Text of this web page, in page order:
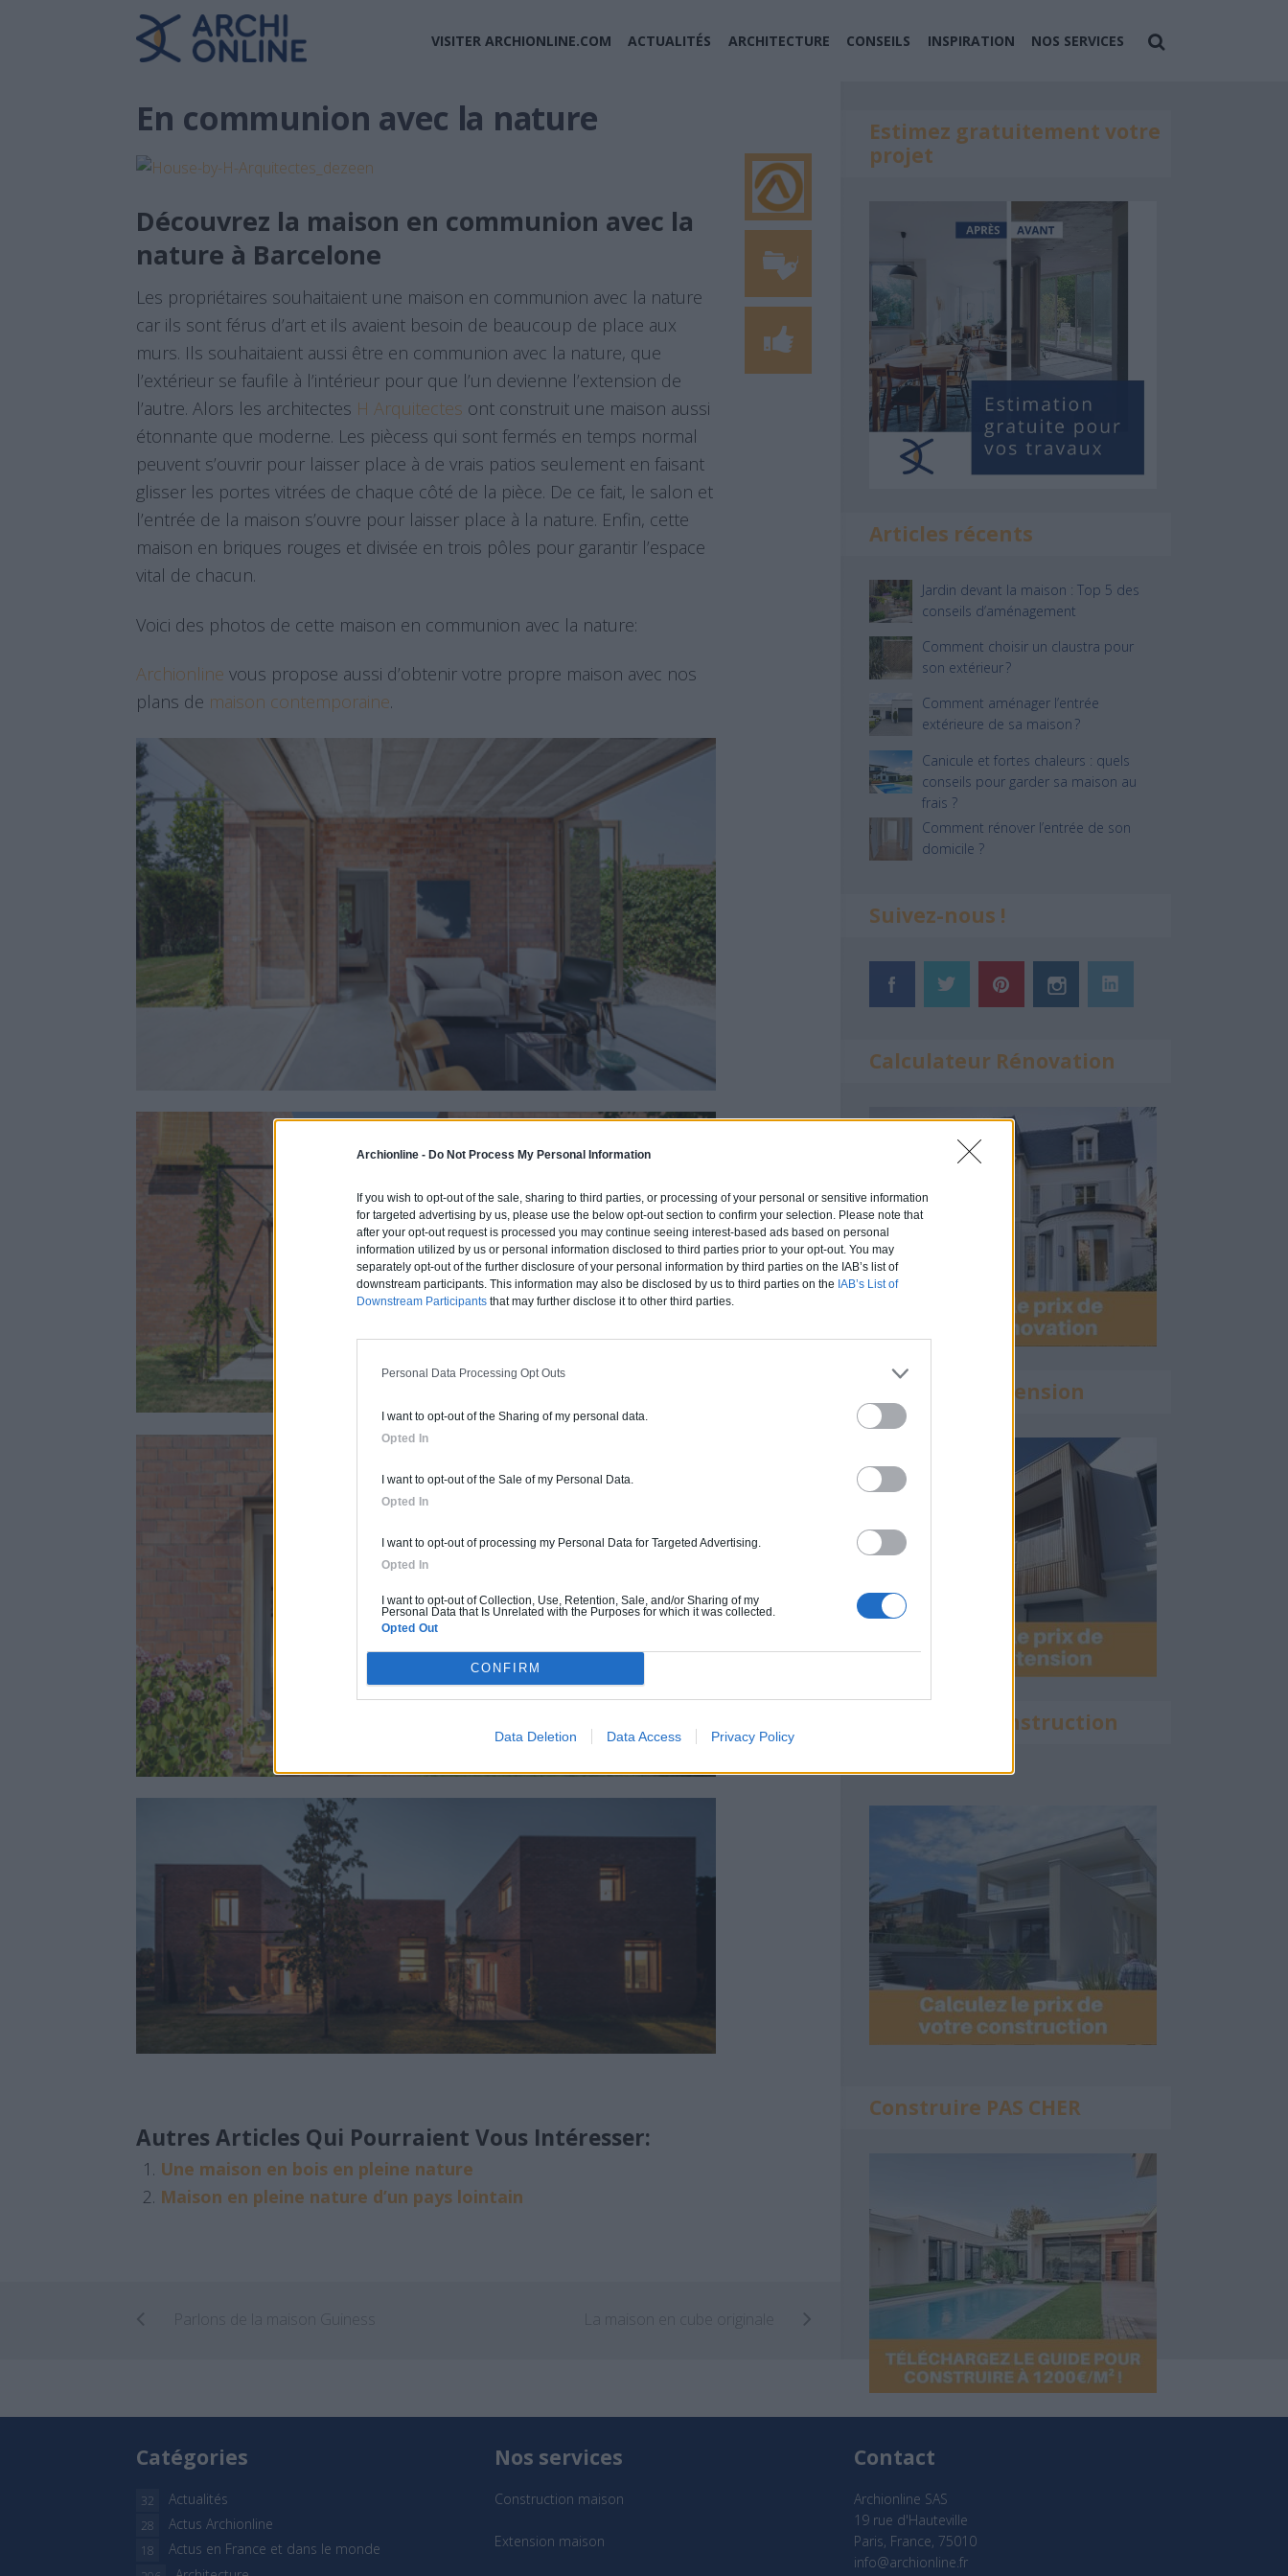
Archionline - Do Not Process My Personal Information
If you wish to opt-out of the sale, sharing to third parties, or processing of your personal or sensitive information
for targeted advertising by us, please use the below opt-out section to confirm your selection. Please note that
after your opt-out request is processed you may continue seeing interest-based ads based on personal
information utilized by us or personal information disclosed to third parties prior to your opt-out. You may
separately opt-out of the further disclosure of your personal information by third parties on the IAB’s list of
downstream participants. This information may also be disclosed by us to third parties on the IAB’s List of
Downstream Participants that may further disclose it to other third parties.
Personal Data Processing Opt Outs
I want to opt-out of the Sharing of my personal data.
Opted In
I want to opt-out of the Sale of my Personal Data.
Opted In
I want to opt-out of processing my Personal Data for Targeted Advertising.
Opted In
I want to opt-out of Collection, Use, Retention, Sale, and/or Sharing of my
Personal Data that Is Unrelated with the Purposes for which it was collected.
Opted Out
CONFIRM
Data Deletion Data Access Privacy Policy
VISITER ARCHIONLINE.COM ACTUALITÉS ARCHITECTURE CONSEILS INSPIRATION NOS SERVICES
En communion avec la nature
Découvrez la maison en communion avec la
nature à Barcelone
Les propriétaires souhaitaient une maison en communion avec la nature
car ils sont férus d’art et ils avaient besoin de beaucoup de place aux
murs. Ils souhaitaient aussi être en communion avec la nature, que
l’extérieur se faufile à l’intérieur pour que l’un devienne l’extension de
l’autre. Alors les architectes H Arquitectes ont construit une maison aussi
étonnante que moderne. Les piècess qui sont fermés en temps normal
peuvent s’ouvrir pour laisser place à de vrais patios seulement en faisant
glisser les portes vitrées de chaque côté de la pièce. De ce fait, le salon et
l’entrée de la maison s’ouvre pour laisser place à la nature. Enfin, cette
maison en briques rouges et divisée en trois pôles pour garantir l’espace
vital de chacun.
Voici des photos de cette maison en communion avec la nature:
Archionline vous propose aussi d’obtenir votre propre maison avec nos
plans de maison contemporaine.
Autres Articles Qui Pourraient Vous Intéresser:
Une maison en bois en pleine nature
Maison en pleine nature d’un pays lointain
La maison en cube originale
Estimez gratuitement votre
projet
Articles récents
Jardin devant la maison : Top 5 des
conseils d’aménagement
Comment choisir un claustra pour
son extérieur ?
Comment aménager l’entrée
extérieure de sa maison ?
Canicule et fortes chaleurs : quels
conseils pour garder sa maison au
frais ?
Comment rénover l’entrée de son
domicile ?
Suivez-nous !
Calculateur Rénovation
Calculette Extension
Calculette Construction
Construire PAS CHER
Catégories
Actualités
32
Actus Archionline
28
Actus en France et dans le monde
18
Nos services
Construction maison
Extension maison
Contact
Archionline SAS
19 rue d'Hauteville
Paris, France, 75010
info@archionline.fr